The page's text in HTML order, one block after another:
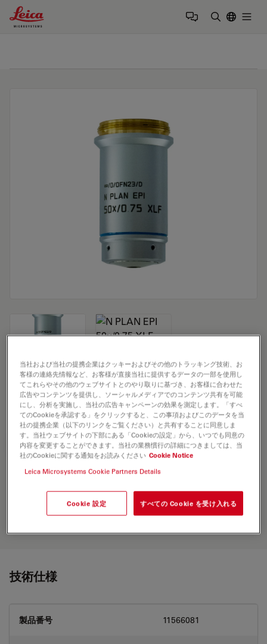
Leica Microsystems Logo
Microscope Objective N PLAN EPI
50x/0,75 XLF
見積依頼
Discover the perfect solution. Explore
our
Objective Finder, compare
alternatives, and find the best fit for
技術仕様
製品番号 11566081
当社および当社の提携企業はクッキーおよびその他のトラッキング技術、お
客様の連絡先情報など、お客様が直接当社に提供するデータの一部を使用し
てこれらやその他のウェブサイトとのやり取りに基づき、お客様に合わせた
広告やコンテンツを提供し、ソーシャルメディアでのコンテンツ共有を可能
にし、分析を実施し、当社の広告キャンペーンの効果を測定します。「すべ
てのCookieを承認する」をクリックすると、この事項およびこのデータを当
社の提携企業（以下のリンクをご覧ください）と共有することに同意しま
す。当社ウェブサイトの下部にある「Cookieの設定」から、いつでも同意の
内容を変更することができます。当社の業務慣行の詳細につきましては、当
社のCookieに関する通知をお読みください Cookie Notice
Leica Microsystems Cookie Partners Details
Cookie 設定 すべての Cookie を受け入れる